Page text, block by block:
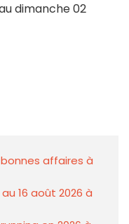
dimanche 02
affaires à
16 août 2026 à